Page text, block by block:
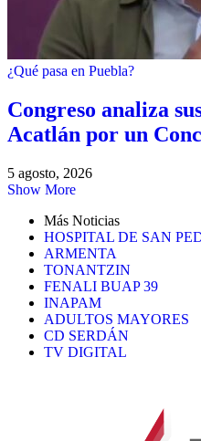
¿Qué pasa en Puebla?
Congreso analiza
Acatlán por un
5 agosto, 2026
Show More
Más Noticias
HOSPITAL DE SAN
ARMENTA
TONANTZIN
FENALI BUAP 39
INAPAM
ADULTOS MAYORES
CD SERDÁN
TV DIGITAL